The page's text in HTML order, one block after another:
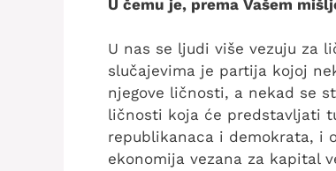
U čemu je, prema Vašem
U nas se ljudi više vezuju za
slučajevima je partija kojoj
njegove ličnosti, a nekad se
ličnosti koja će predstavljati
republikanaca i demokrata, i
ekonomija vezana za kapital